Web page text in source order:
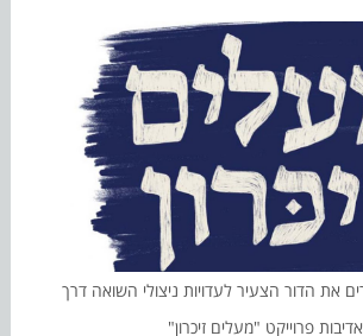
את הדור הצעיר לעדויות ניצולי השואה דרך
פרוייקט "מעלים זיכרון"